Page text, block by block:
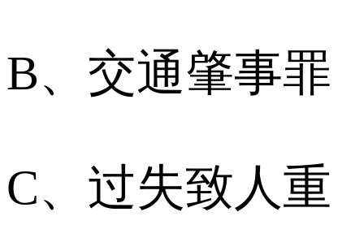
B、交通肇事罪
C、过失致人重